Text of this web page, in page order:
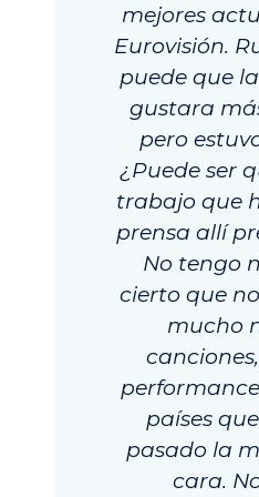
mejores
Eurovisión.
puede que
gustara
pero
¿Puede ser
trabajo que
prensa allí
No tengo
cierto que
mucho
países
pasado la
cara.